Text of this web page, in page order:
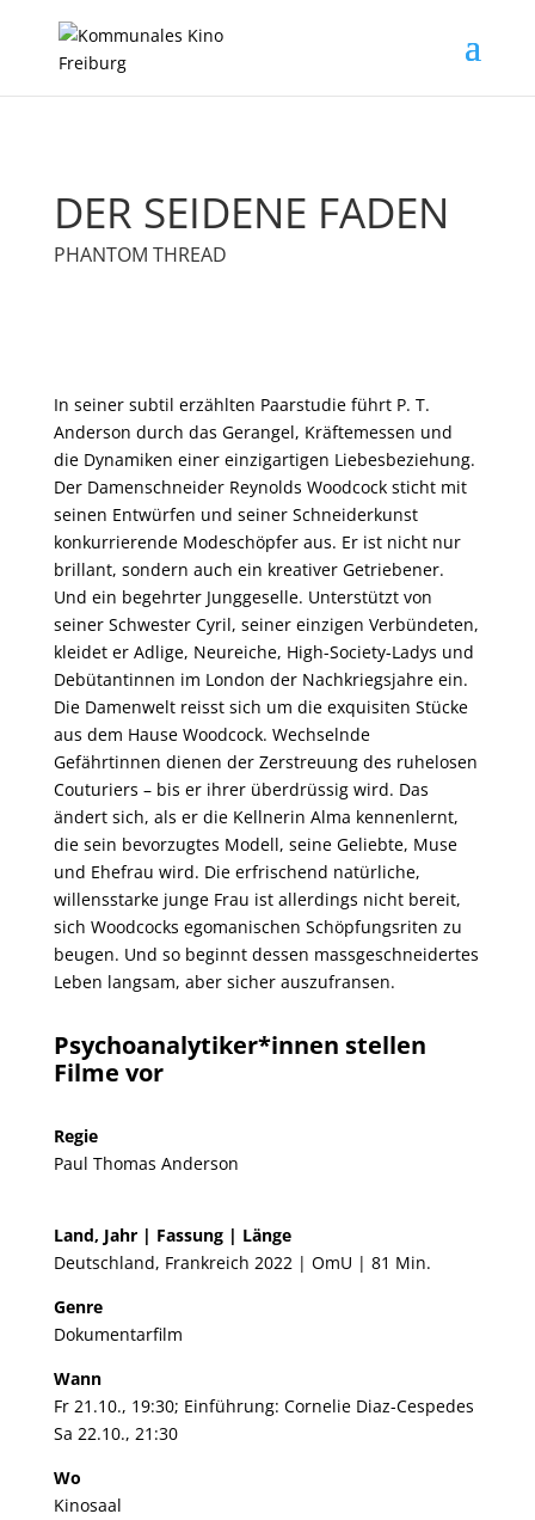
DER SEIDENE FADEN
PHANTOM THREAD
In seiner subtil erzählten Paarstudie führt P. T.
Anderson durch das Gerangel, Kräftemessen und
die Dynamiken einer einzigartigen Liebesbeziehung.
Der Damenschneider Reynolds Woodcock sticht mit
seinen Entwürfen und seiner Schneiderkunst
konkurrierende Modeschöpfer aus. Er ist nicht nur
brillant, sondern auch ein kreativer Getriebener.
Und ein begehrter Junggeselle. Unterstützt von
seiner Schwester Cyril, seiner einzigen Verbündeten,
kleidet er Adlige, Neureiche, High-Society-Ladys und
Debütantinnen im London der Nachkriegsjahre ein.
Die Damenwelt reisst sich um die exquisiten Stücke
aus dem Hause Woodcock. Wechselnde
Gefährtinnen dienen der Zerstreuung des ruhelosen
Couturiers – bis er ihrer überdrüssig wird. Das
ändert sich, als er die Kellnerin Alma kennenlernt,
die sein bevorzugtes Modell, seine Geliebte, Muse
und Ehefrau wird. Die erfrischend natürliche,
willensstarke junge Frau ist allerdings nicht bereit,
sich Woodcocks egomanischen Schöpfungsriten zu
beugen. Und so beginnt dessen massgeschneidertes
Leben langsam, aber sicher auszufransen.
Psychoanalytiker*innen stellen
Filme vor
Regie
Paul Thomas Anderson
Land, Jahr | Fassung | Länge
Deutschland, Frankreich 2022 | OmU | 81 Min.
Genre
Dokumentarfilm
Wann
Fr 21.10., 19:30; Einführung: Cornelie Diaz-Cespedes
Sa 22.10., 21:30
Wo
Kinosaal